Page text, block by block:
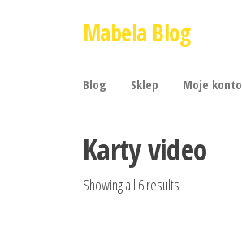
Mabela Blog
Blog Sklep Moje konto
Karty video
Showing all 6 results